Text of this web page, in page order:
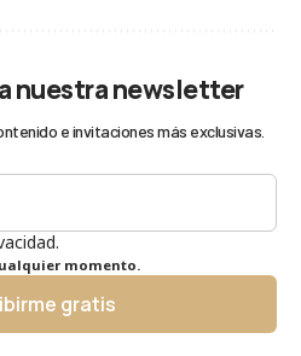
nuestra newsletter
e invitaciones más exclusivas.
momento.
gratis